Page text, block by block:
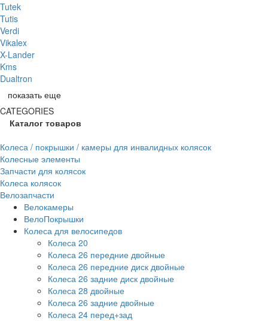
Tutek
Tutis
Verdi
Vikalex
X-Lander
Kms
Dualtron
показать еще
CATEGORIES
Каталог товаров
Колеса / покрышки / камеры для инвалидных колясок
Колесные элементы
Запчасти для колясок
Колеса колясок
Велозапчасти
Велокамеры
ВелоПокрышки
Колеса для велосипедов
Колеса 20
Колеса 26 передние двойные
Колеса 26 передние диск двойные
Колеса 26 задние диск двойные
Колеса 28 двойные
Колеса 26 задние двойные
Колеса 24 перед+зад